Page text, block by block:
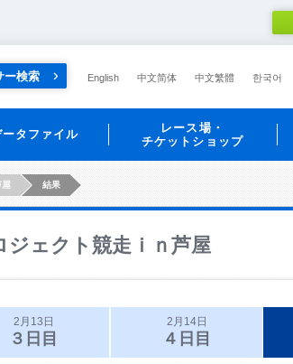
ー検索 English 中文简体 中文繁體 한국어
ータファイル
レース場・
チケットショップ
結果
ジェクト競走ｉｎ芦屋
2月13日
３日目
2月14日
４日目